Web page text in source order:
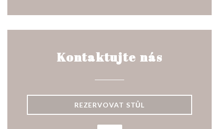
Kontaktujte nás
REZERVOVAT STŮL